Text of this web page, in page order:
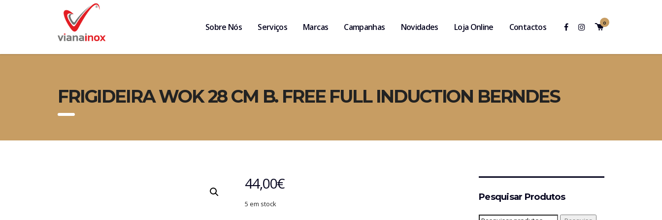
0
Sobre Nós Serviços Marcas Campanhas Novidades Loja Online Contactos
FRIGIDEIRA WOK 28 CM B. FREE FULL INDUCTION BERNDES
44,00€
5 em stock
Pesquisar Produtos